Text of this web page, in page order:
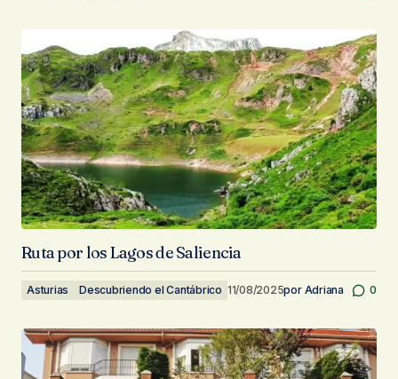
Ruta por los Lagos de Saliencia
Asturias Descubriendo el Cantábrico 11/08/2025por Adriana 0